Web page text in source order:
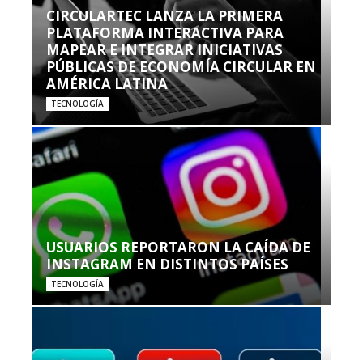
CIRCULARTEC LANZA LA PRIMERA
PLATAFORMA INTERACTIVA PARA
MAPEAR E INTEGRAR INICIATIVAS
PÚBLICAS DE ECONOMÍA CIRCULAR EN
AMÉRICA LATINA
TECNOLOGÍA
USUARIOS REPORTARON LA CAÍDA DE
INSTAGRAM EN DISTINTOS PAÍSES
TECNOLOGÍA